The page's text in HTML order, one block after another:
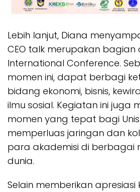
Lebih lanjut, Diana
CEO talk merupakan bagian
International Conference.
momen ini, dapat berbagi
bidang ekonomi, bisnis,
ilmu sosial. Kegiatan ini juga
momen yang tepat bagi
memperluas jaringan dan
para akademisi di berbagai
dunia.
Selain memberikan